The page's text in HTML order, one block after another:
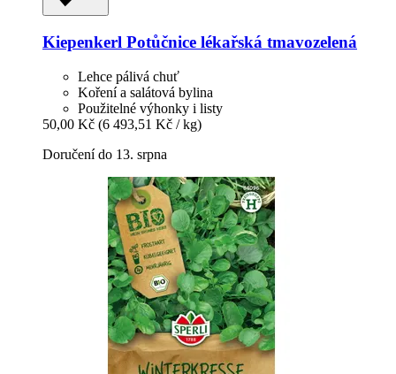
Kiepenkerl Potůčnice lékařská tmavozelená
Lehce pálivá chuť
Koření a salátová bylina
Použitelné výhonky i listy
50,00 Kč (6 493,51 Kč / kg)
Doručení do 13. srpna